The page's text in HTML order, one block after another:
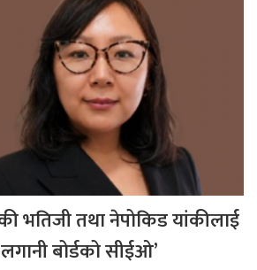
भतिजी तथा नेपोकिड यांकीलाई
बोर्डको सीईओ’